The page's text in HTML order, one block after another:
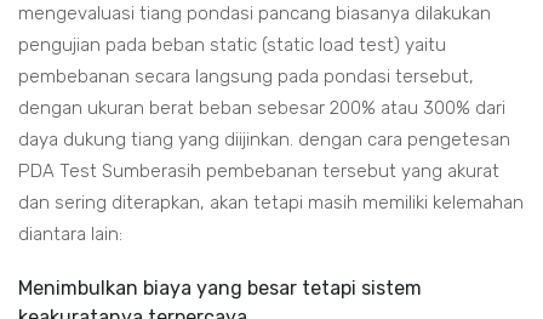
mengevaluasi tiang pondasi pancang biasanya dilakukan
pengujian pada beban static (static load test) yaitu
pembebanan secara langsung pada pondasi tersebut,
dengan ukuran berat beban sebesar 200% atau 300% dari
daya dukung tiang yang diijinkan. dengan cara pengetesan
PDA Test Sumberasih pembebanan tersebut yang akurat
dan sering diterapkan, akan tetapi masih memiliki kelemahan
diantara lain:
Menimbulkan biaya yang besar tetapi sistem